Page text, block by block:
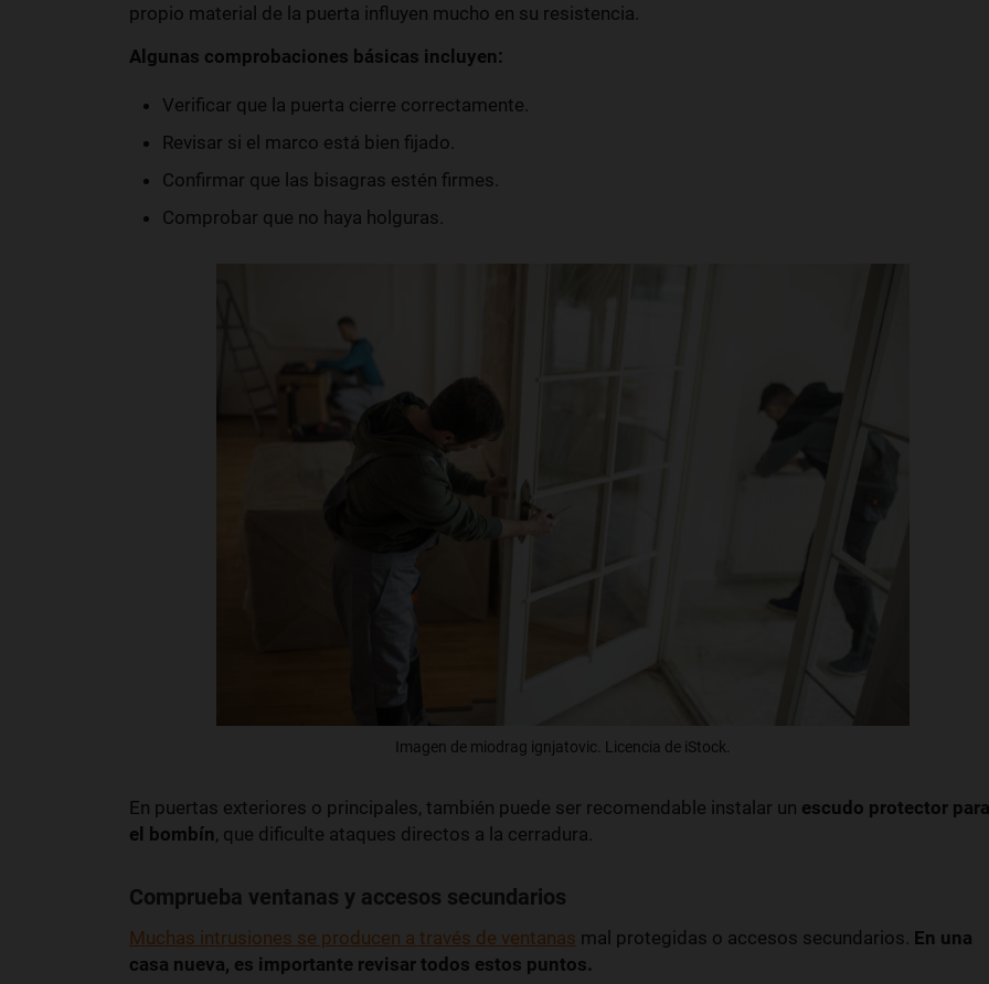
propio material de la puerta influyen mucho en su resistencia.
Algunas comprobaciones básicas incluyen:
Verificar que la puerta cierre correctamente.
Revisar si el marco está bien fijado.
Confirmar que las bisagras estén firmes.
Comprobar que no haya holguras.
Imagen de miodrag ignjatovic. Licencia de iStock.
En puertas exteriores o principales, también puede ser recomendable instalar un escudo protector para
el bombín, que dificulte ataques directos a la cerradura.
Comprueba ventanas y accesos secundarios
Muchas intrusiones se producen a través de ventanas mal protegidas o accesos secundarios. En una
casa nueva, es importante revisar todos estos puntos.